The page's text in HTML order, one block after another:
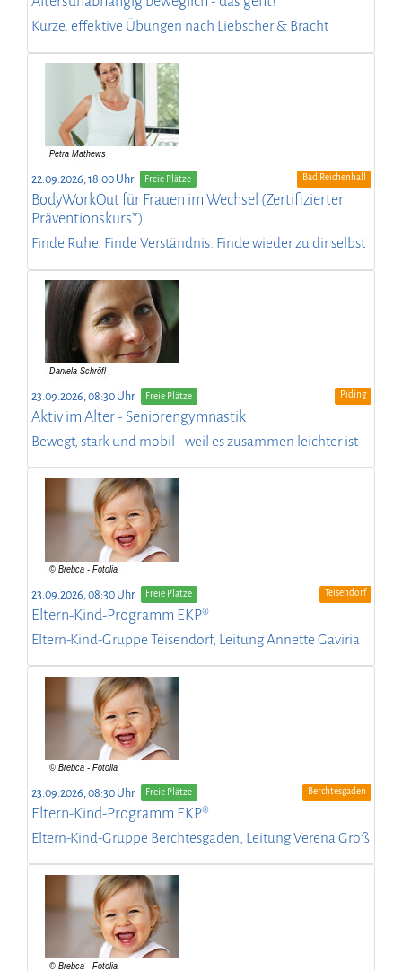
Kurze, effektive Übungen nach Liebscher & Bracht
22.09.2026, 18:00 Uhr Freie Plätze Bad Reichenhall
BodyWorkOut für Frauen im Wechsel (Zertifizierter
Präventionskurs*)
Finde Ruhe. Finde Verständnis. Finde wieder zu dir selbst
23.09.2026, 08:30 Uhr Freie Plätze Piding
Aktiv im Alter - Seniorengymnastik
Bewegt, stark und mobil - weil es zusammen leichter ist
23.09.2026, 08:30 Uhr Freie Plätze Teisendorf
Eltern-Kind-Programm EKP®
Eltern-Kind-Gruppe Teisendorf, Leitung Annette Gaviria
23.09.2026, 08:30 Uhr Freie Plätze Berchtesgaden
Eltern-Kind-Programm EKP®
Eltern-Kind-Gruppe Berchtesgaden, Leitung Verena Groß